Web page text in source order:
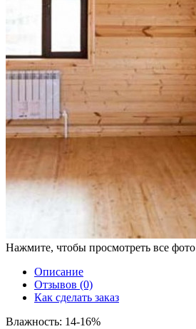
Нажмите, чтобы просмотреть все фото
Описание
Отзывов (0)
Как сделать заказ
Влажность: 14-16%